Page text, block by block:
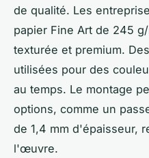
de qualité. Les
papier Fine Art de 245
texturée et premium.
utilisées pour des
au temps. Le montage
options, comme un
de 1,4 mm d'épaisseur,
l'œuvre.